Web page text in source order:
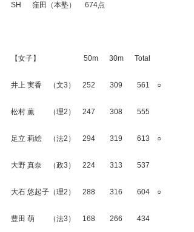
SH　  窪田（本塾）　 674点
【女子】　　　　　　50m　  30m　  Total
井上 実香　（文3）　252　　309　　561　○
松村 薫　　（理2）　247　　308　　555
足立 莉絵　（法2）　294　　319　　613　○
大野 真奈　（政3）　224　　313　　537
大石 悠起子（理2）　288　　316　　604　○
豊田 萌　　（法3）　168　　266　　434